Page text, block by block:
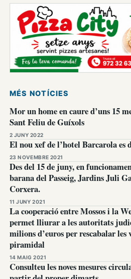
MÉS NOTÍCIES
Mor un home en caure d’uns 15
Sant Feliu de Guíxols
2 JUNY 2022
El nou xef de l’hotel Barcarola es
23 NOVEMBRE 2021
Des del 15 de juny, en
barana del Passeig, Jardins Juli
Corxera.
11 JUNY 2021
La cooperació entre Mossos i la
permet lliurar a les autoritats
milions d’euros per rescabalar les
piramidal
14 MAIG 2021
Consulteu les noves mesures